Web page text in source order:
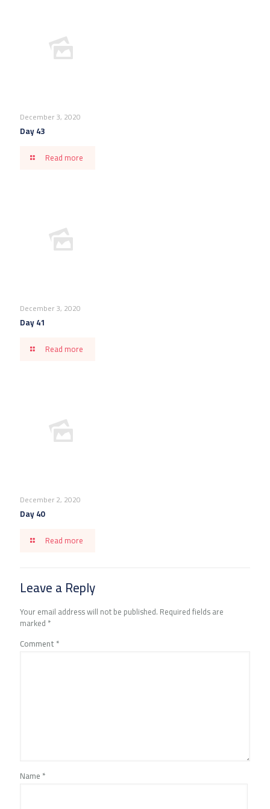
December 3, 2020
Day 43
Read more
December 3, 2020
Day 41
Read more
December 2, 2020
Day 40
Read more
Leave a Reply
Your email address will not be published. Required fields are
marked *
Comment *
Name *